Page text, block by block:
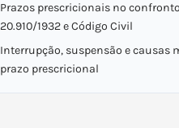
Prazos prescricionais no
20.910/1932 e Código Civil
Interrupção, suspensão e causas
prazo prescricional